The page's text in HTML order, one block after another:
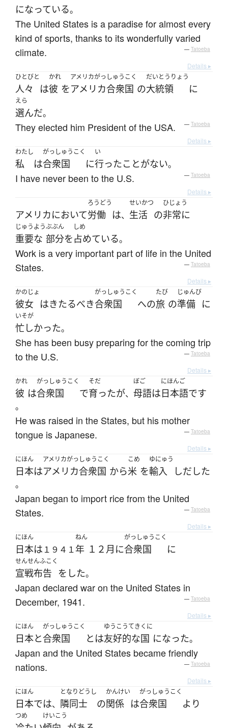
になっている。
The United States is a paradise for almost every
kind of sports, thanks to its wonderfully varied
climate.
— Tatoeba
Details ▸
ひとびと
人々 は
かれ
彼 を
アメリカがっしゅうこく
アメリカ合衆国 の
だいとうりょう
大統領 に
えら
選んだ。
They elected him President of the USA. — Tatoeba
Details ▸
わたし
私 は
がっしゅうこく
合衆国 に
い
行ったことがない。
I have never been to the U.S. — Tatoeba
Details ▸
アメリカにおいて
ろうどう
労働 は、
せいかつ
生活 の
ひじょう
非常に
じゅうよう
重要な
ぶぶん
部分を
しめ
占めている。
Work is a very important part of life in the United
States.
— Tatoeba
Details ▸
かのじょ
彼女 はきたるべき
がっしゅうこく
合衆国 への
たび
旅 の
じゅんび
準備 に
いそが
忙しかった。
She has been busy preparing for the coming trip
to the U.S.
— Tatoeba
Details ▸
かれ
彼 は
がっしゅうこく
合衆国 で
そだ
育ったが、
ぼご
母語は
にほんご
日本語です
。
He was raised in the States, but his mother
tongue is Japanese.
— Tatoeba
Details ▸
にほん
日本は
アメリカがっしゅうこく
アメリカ合衆国 から
こめ
米 を
ゆにゅう
輸入 しだした
。
Japan began to import rice from the United
States.
— Tatoeba
Details ▸
にほん
日本は １９４１
ねん
年 １２月 に
がっしゅうこく
合衆国 に
せんせんふこく
宣戦布告 を した。
Japan declared war on the United States in
December, 1941.
— Tatoeba
Details ▸
にほん
日本と
がっしゅうこく
合衆国 とは
ゆうこうてき
友好的な
くに
国 になった。
Japan and the United States became friendly
nations.
— Tatoeba
Details ▸
にほん
日本では、
となりどうし
隣同士 の
かんけい
関係 は
がっしゅうこく
合衆国 より
つめ けいこう